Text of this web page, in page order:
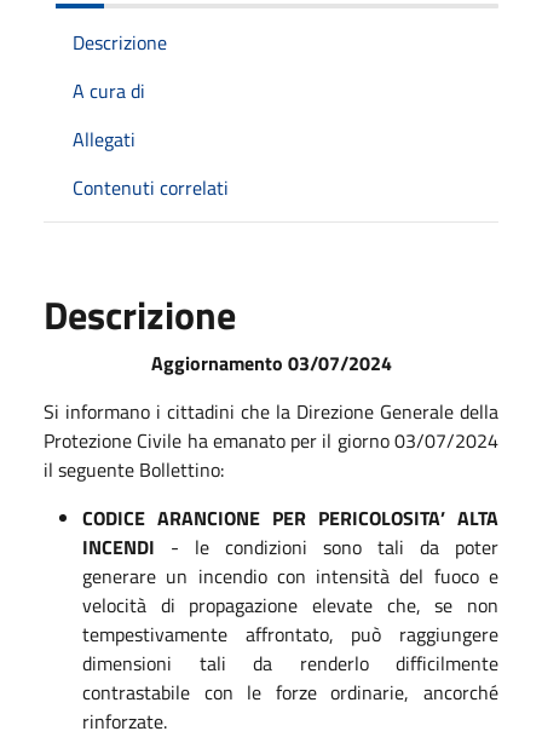
Descrizione
A cura di
Allegati
Contenuti correlati
Descrizione
Aggiornamento 03/07/2024
Si informano i cittadini che la Direzione Generale della
Protezione Civile ha emanato per il giorno 03/07/2024
il seguente Bollettino:
CODICE ARANCIONE PER PERICOLOSITA’ ALTA
INCENDI - le condizioni sono tali da poter
generare un incendio con intensità del fuoco e
velocità di propagazione elevate che, se non
tempestivamente affrontato, può raggiungere
dimensioni tali da renderlo difficilmente
contrastabile con le forze ordinarie, ancorché
rinforzate.